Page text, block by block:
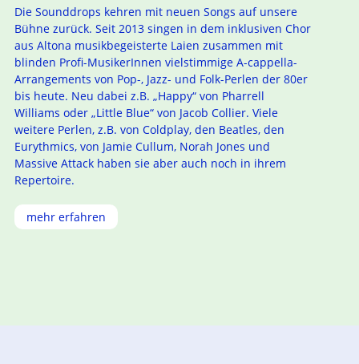
Die Sounddrops kehren mit neuen Songs auf unsere
Bühne zurück. Seit 2013 singen in dem inklusiven Chor
aus Altona musikbegeisterte Laien zusammen mit
blinden Profi-MusikerInnen vielstimmige A-cappella-
Arrangements von Pop-, Jazz- und Folk-Perlen der 80er
bis heute. Neu dabei z.B. „Happy“ von Pharrell
Williams oder „Little Blue“ von Jacob Collier. Viele
weitere Perlen, z.B. von Coldplay, den Beatles, den
Eurythmics, von Jamie Cullum, Norah Jones und
Massive Attack haben sie aber auch noch in ihrem
Repertoire.
mehr erfahren